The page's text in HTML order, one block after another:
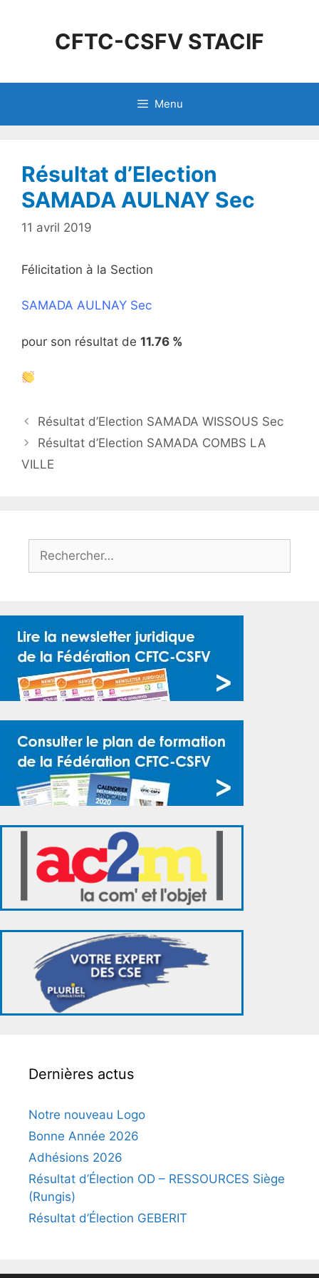
CFTC-CSFV STACIF
Menu
Résultat d’Election
SAMADA AULNAY Sec
11 avril 2019
Félicitation à la Section
SAMADA AULNAY Sec
pour son résultat de 11.76 %
Résultat d’Election SAMADA WISSOUS Sec
Résultat d’Election SAMADA COMBS LA
VILLE
Dernières actus
Notre nouveau Logo
Bonne Année 2026
Adhésions 2026
Résultat d’Élection OD – RESSOURCES Siège
(Rungis)
Résultat d’Élection GEBERIT